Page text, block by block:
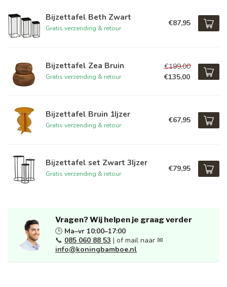
Bijzettafel Beth Zwart
Gratis verzending & retour
€87,95
Bijzettafel Zea Bruin
Gratis verzending & retour
€199,00
€135,00
Bijzettafel Bruin 1Ijzer
Gratis verzending & retour
€67,95
Bijzettafel set Zwart 3Ijzer
Gratis verzending & retour
€79,95
Vragen? Wij helpen je graag verder
🕒 Ma–vr 10:00–17:00
📞 085 060 88 53 | of mail naar ✉
info@koningbamboe.nl